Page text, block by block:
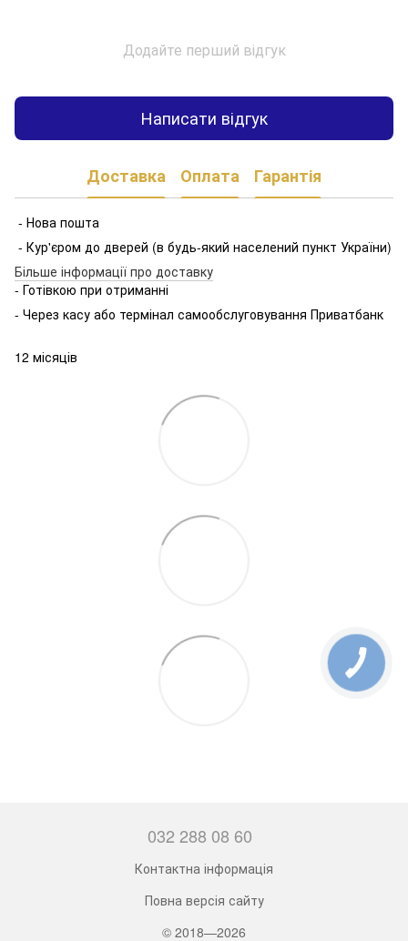
Додайте перший відгук
Написати відгук
Доставка Оплата Гарантія
- Нова пошта
- Кур'єром до дверей (в будь-який населений пункт України)
Більше інформації про доставку
- Готівкою при отриманні
- Через касу або термінал самообслуговування Приватбанк
12 місяців
032 288 08 60
Контактна інформація
Повна версія сайту
© 2018—2026